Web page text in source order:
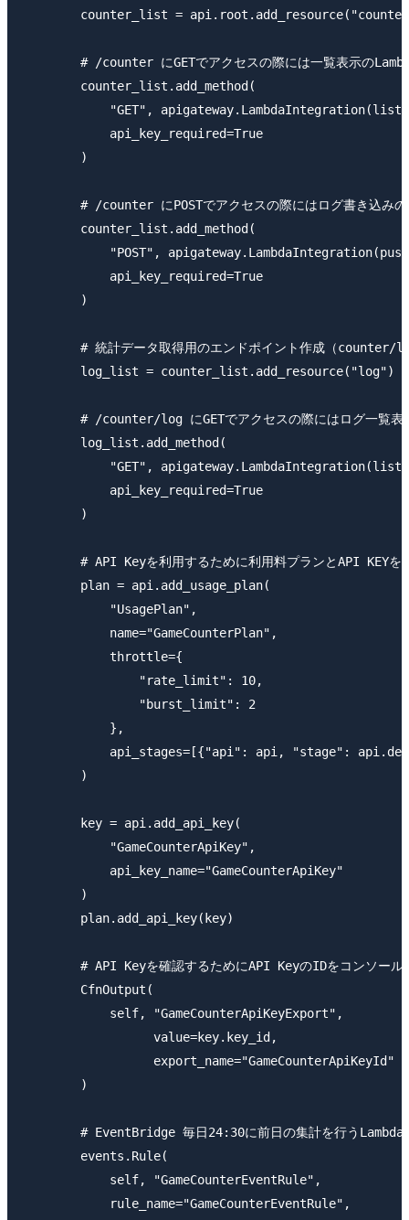
counter_list =
# /counter にGETでアクセスの際には一覧表示の
        counter_list.add_method(
"GET",
            api_key_required=True
        )
# /counter にPOSTでアクセスの際にはログ書き込み
        counter_list.add_method(
"POST",
            api_key_required=True
        )
# 統計データ取得用のエンドポイント作成（counter/
        log_list = counter_list.add_resource("log")
# /counter/log にGETでアクセスの際にはログ一覧表
        log_list.add_method(
"GET",
            api_key_required=True
        )
# API Keyを利用するために利用料プランとAPI KEYを
        plan = api.add_usage_plan(
            "UsagePlan",
            name="GameCounterPlan",
            throttle={
                "rate_limit": 10,
                "burst_limit": 2
            },
api_stages=[{"api": api, "stage":
        )
        key = api.add_api_key(
            "GameCounterApiKey",
            api_key_name="GameCounterApiKey"
        )
        plan.add_api_key(key)
# API Keyを確認するためにAPI KeyのIDをコンソール
        CfnOutput(
            self, "GameCounterApiKeyExport",
                  value=key.key_id,
                  export_name="GameCounterApiKeyId"
        )
# EventBridge 毎日24:30に前日の集計を行うLambda
        events.Rule(
            self, "GameCounterEventRule",
            rule_name="GameCounterEventRule",